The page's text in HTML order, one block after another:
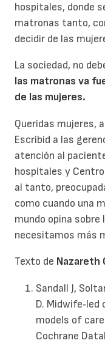
hospitales, donde
matronas tanto,
decidir de las
La sociedad, no
las matronas va
de las mujeres.
Queridas mujeres,
Escribid a las
atención al
hospitales y
al tanto,
como cuando una
mundo opina sobre
necesitamos más
Texto de Nazareth
Sandall J,
D.
models of
Cochrane